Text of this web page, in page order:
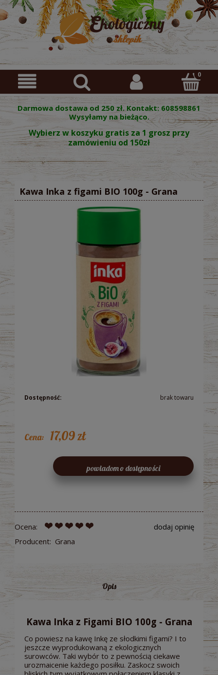
Darmowa dostawa od 250 zł. Kontakt: 608598861
Wysyłamy na bieżąco.
Wybierz w koszyku gratis za 1 grosz przy
zamówieniu od 150zł
Kawa Inka z figami BIO 100g - Grana
Dostępność: brak towaru
Cena: 17,09 zł
powiadom o dostępności
Ocena:
Producent: Grana
dodaj opinię
Opis
Kawa Inka z Figami BIO 100g - Grana
Co powiesz na kawę Inkę ze słodkimi figami? I to
jeszcze wyprodukowaną z ekologicznych
surowców. Taki wybór to z pewnością ciekawe
urozmaicenie każdego posiłku. Zaskocz swoich